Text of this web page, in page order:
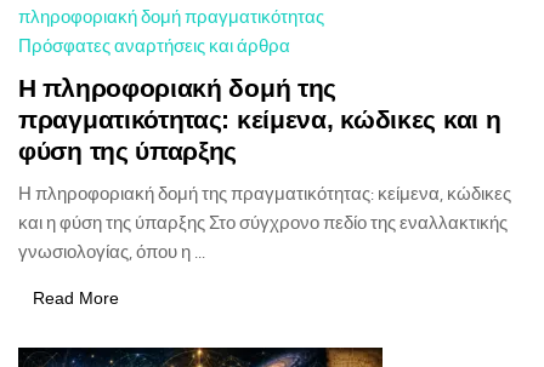
πληροφοριακή δομή πραγματικότητας
Πρόσφατες αναρτήσεις και άρθρα
Η πληροφοριακή δομή της
πραγματικότητας: κείμενα, κώδικες και η
φύση της ύπαρξης
Η πληροφοριακή δομή της πραγματικότητας: κείμενα, κώδικες
και η φύση της ύπαρξης Στο σύγχρονο πεδίο της εναλλακτικής
γνωσιολογίας, όπου η ...
Read More